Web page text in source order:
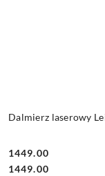
Dalmierz laserowy
Cena:
1449.00
Cena:
1449.00